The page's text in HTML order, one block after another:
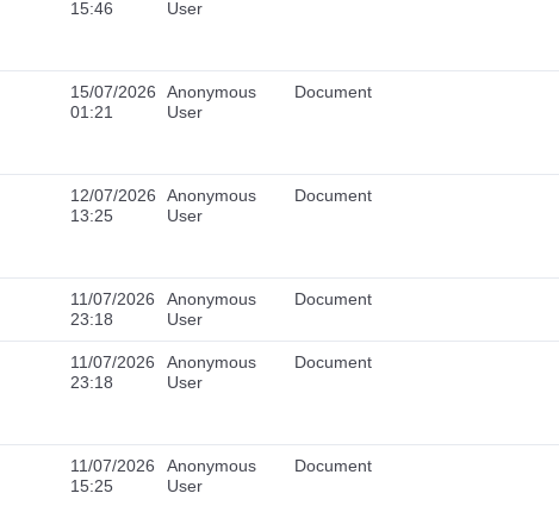
15:46
User
15/07/2026
01:21
Anonymous
User
Document
12/07/2026
13:25
Anonymous
User
Document
11/07/2026
23:18
Anonymous
User
Document
11/07/2026
23:18
Anonymous
User
Document
11/07/2026
15:25
Anonymous
User
Document